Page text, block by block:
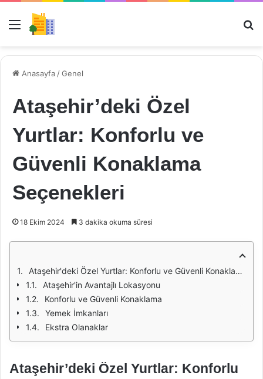
Menü
Anasayfa /Genel
Ataşehir’deki Özel
Yurtlar: Konforlu ve
Güvenli Konaklama
Seçenekleri
18 Ekim 2024 3 dakika okuma süresi
Ataşehir'deki Özel Yurtlar: Konforlu ve Güvenli Konaklama Seçenekleri
Ataşehir'in Avantajlı Lokasyonu
Konforlu ve Güvenli Konaklama
Yemek İmkanları
Ekstra Olanaklar
Ataşehir’deki Özel Yurtlar: Konforlu